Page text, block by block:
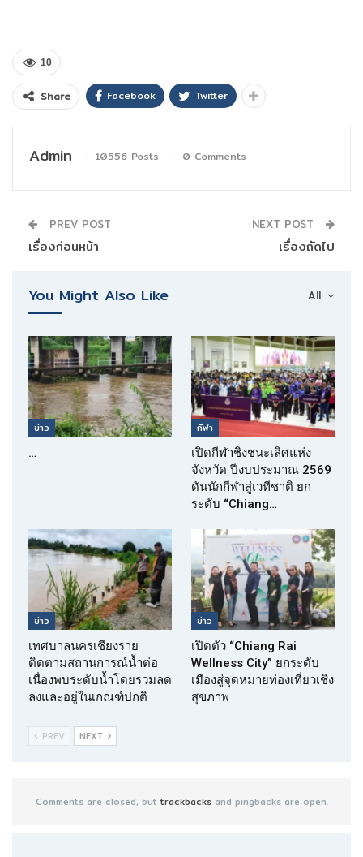
10
Share Facebook Twitter
Admin 10556 Posts 0 Comments
PREV POST
เรื่องก่อนหน้า
NEXT POST
เรื่องถัดไป
All
You Might Also Like
ข่าว
…
กีฬา
เปิดกีฬาชิงชนะเลิศแห่ง
จังหวัด ปีงบประมาณ 2569
ดันนักกีฬาสู่เวทีชาติ ยก
ระดับ “Chiang…
ข่าว
เทศบาลนครเชียงราย
ติดตามสถานการณ์น้ำต่อ
เนื่องพบระดับน้ำโดยรวมลด
ลงและอยู่ในเกณฑ์ปกติ
ข่าว
เปิดตัว “Chiang Rai
Wellness City” ยกระดับ
เมืองสู่จุดหมายท่องเที่ยวเชิง
สุขภาพ
PREV NEXT
Comments are closed, buttrackbacksand pingbacks are open.